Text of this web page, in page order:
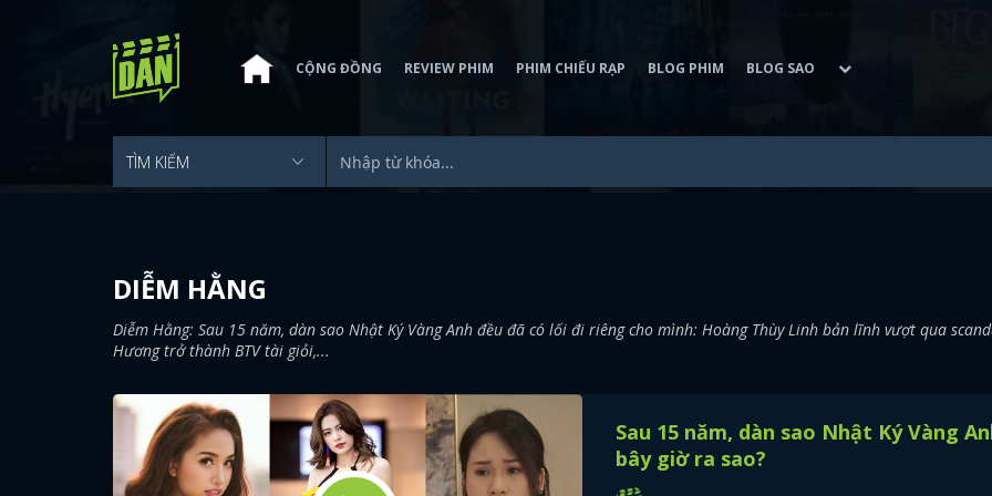
CỘNG ĐỒNG REVIEW PHIM PHIM CHIẾU RẠP BLOG PHIM BLOG SAO
DIỄM HẰNG
Diễm Hằng: Sau 15 năm, dàn sao Nhật Ký Vàng Anh đều đã có lối đi riêng cho mình: Hoàng Thùy Linh bản lĩnh vượt qua
Hương trở thành BTV tài giỏi,...
Sau 15 năm, dàn sao Nhật Ký Vàng
bây giờ ra sao?